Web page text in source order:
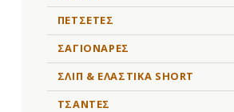
ΠΕΤΣΕΤΕΣ
ΣΑΓΙΟΝΑΡΕΣ
ΣΛΙΠ & ΕΛΑΣΤΙΚΑ SHORT
ΤΣΑΝΤΕΣ